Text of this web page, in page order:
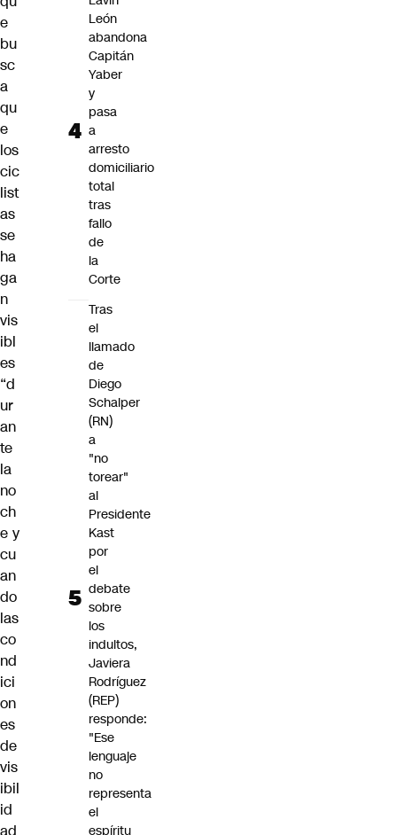
e
bu
sc
a
qu
e
los
cic
list
as
se
ha
ga
n
vis
ibl
es
“d
ur
an
te
la
no
ch
e y
cu
an
do
las
co
nd
ici
on
es
de
vis
ibil
id
ad
León
abandona
Capitán
Yaber
y
pasa
a
arresto
domiciliario
total
tras
fallo
de
la
Corte
Tras
el
llamado
de
Diego
Schalper
(RN)
a
"no
torear"
al
Presidente
Kast
por
el
debate
sobre
los
indultos,
Javiera
Rodríguez
(REP)
responde:
"Ese
lenguaje
no
representa
el
espíritu